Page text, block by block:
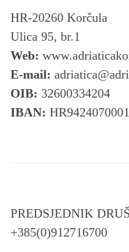
HR-20260 Korčula
Ulica 95, br.1
Web:
E-mail:
OIB: 32600334204
IBAN:
PREDSJEDNIK
+385(0)912716700